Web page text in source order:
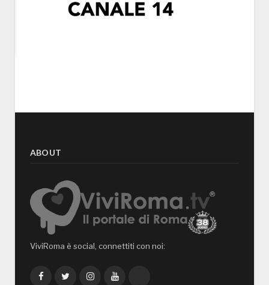
ABOUT
ViviRoma è social, connettiti con noi:
FacebookTwitterInstagramYouTube